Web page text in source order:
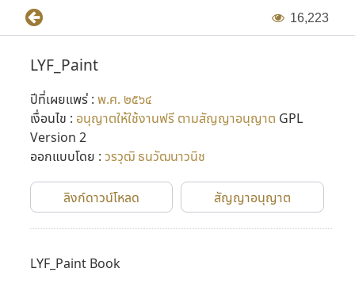
16,223
LYF_Paint
ปีที่เผยแพร่ : พ.ศ. ๒๕๖๔
เงื่อนไข : อนุญาตให้ใช้งานฟรี ตามสัญญาอนุญาต GPL
Version 2
ออกแบบโดย : วรวุฒิ ธนวัฒนาวนิช
ลิงก์ดาวน์โหลด สัญญาอนุญาต
LYF_Paint Book